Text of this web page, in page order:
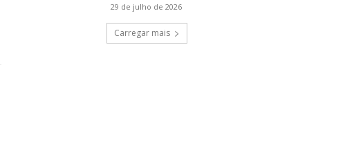
29 de julho de 2026
Carregar mais